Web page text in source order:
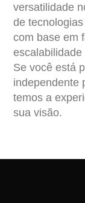
versatilidade
de
com base em
Se você está
independente
temos a
sua visão.